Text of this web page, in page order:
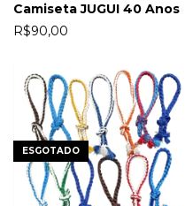
Camiseta JUGUI 40 Anos
R$90,00
ESGOTADO